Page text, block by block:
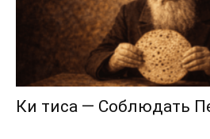
Ки тиса — Соблюдать